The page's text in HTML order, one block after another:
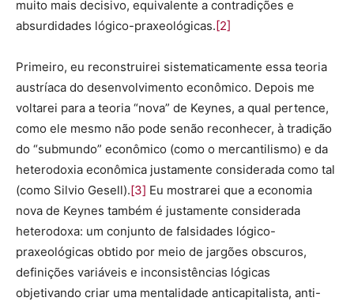
muito mais decisivo, equivalente a contradições e
absurdidades lógico-praxeológicas.[2]
Primeiro, eu reconstruirei sistematicamente essa teoria
austríaca do desenvolvimento econômico. Depois me
voltarei para a teoria “nova” de Keynes, a qual pertence,
como ele mesmo não pode senão reconhecer, à tradição
do “submundo” econômico (como o mercantilismo) e da
heterodoxia econômica justamente considerada como tal
(como Silvio Gesell).[3] Eu mostrarei que a economia
nova de Keynes também é justamente considerada
heterodoxa: um conjunto de falsidades lógico-
praxeológicas obtido por meio de jargões obscuros,
definições variáveis e inconsistências lógicas
objetivando criar uma mentalidade anticapitalista, anti-